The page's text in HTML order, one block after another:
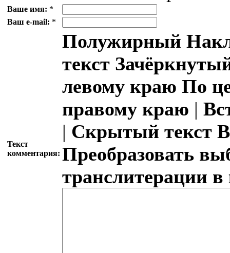
Ваше имя: *
Ваш e-mail: *
Текст
комментария:
Полужирный
текст
левому краю По
правому краю |
| Скрытый текст
Преобразовать
транслитерации